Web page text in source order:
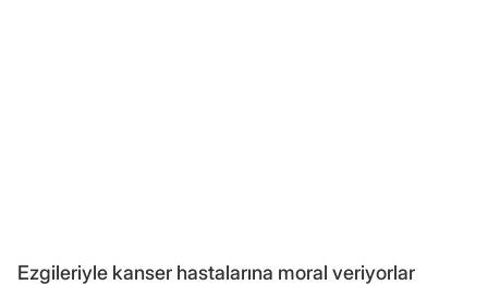
Ezgileriyle kanser hastalarına moral veriyorlar